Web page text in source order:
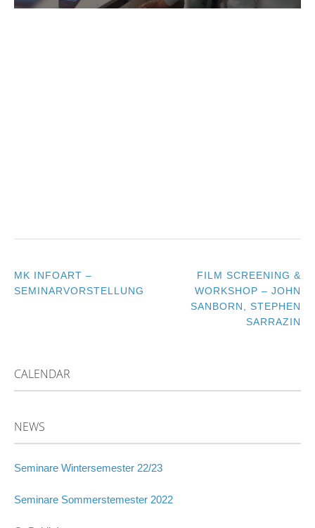
POST
MK INFOART –
SEMINARVORSTELLUNG
FILM SCREENING &
WORKSHOP – JOHN
SANBORN, STEPHEN
SARRAZIN
CALENDAR
NEWS
Seminare Wintersemester 22/23
Seminare Sommerstemester 2022